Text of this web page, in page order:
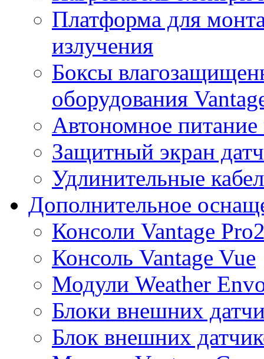
Платформа для
излучения
Боксы
оборудования
Автономное питание
Защитный экран
Удлинительные
Дополнительное
Консоли Vantage
Консоль Vantage Vue
Модули Weather
Блоки внешних
Блок внешних